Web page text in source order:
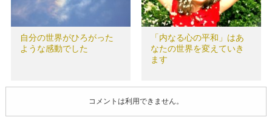
自分の世界がひろがった
ような感動でした
「内なる心の平和」はあ
なたの世界を変えていき
ます
コメントは利用できません。